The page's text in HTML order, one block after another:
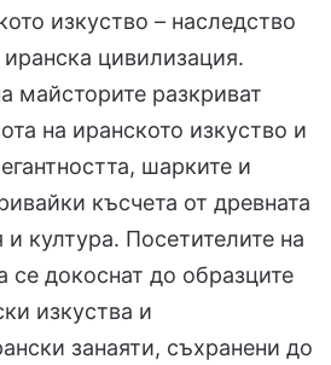
изкуство – наследство
цивилизация.
майсторите разкриват
на иранското изкуство и
шарките и
късчета от древната
култура. Посетителите на
се докоснат до образците
изкуства и
занаяти, съхранени до